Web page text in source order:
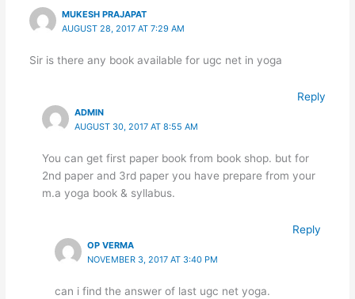
MUKESH PRAJAPAT
AUGUST 28, 2017 AT 7:29 AM
Sir is there any book available for ugc net in yoga
Reply
ADMIN
AUGUST 30, 2017 AT 8:55 AM
You can get first paper book from book shop. but for
2nd paper and 3rd paper you have prepare from your
m.a yoga book & syllabus.
Reply
OP VERMA
NOVEMBER 3, 2017 AT 3:40 PM
can i find the answer of last ugc net yoga.